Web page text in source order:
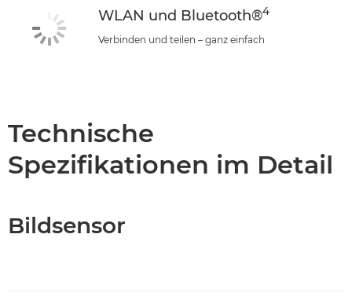
WLAN und Bluetooth®4
Verbinden und teilen – ganz einfach
Technische
Spezifikationen im Detail
Bildsensor